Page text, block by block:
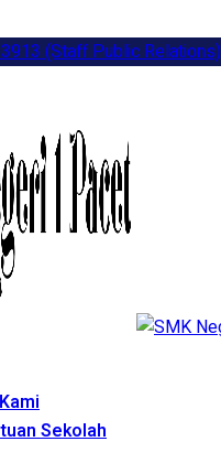
(Staff Public Relations)
Sekolah